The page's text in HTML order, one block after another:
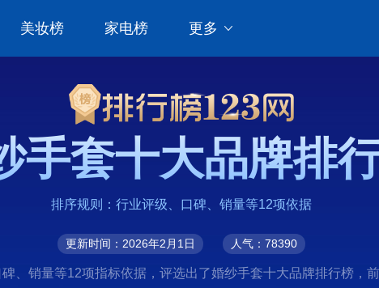
美妆榜 家电榜 更多
手套十大品牌排
排序规则：行业评级、口碑、销量等12项依据
更新时间：2026年2月1日 人气：78390
、销量等12项指标依据，评选出了婚纱手套十大品牌排行榜，